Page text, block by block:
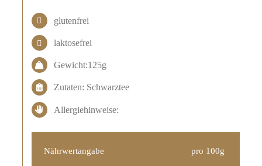
glutenfrei
laktosefrei
Gewicht:125g
Zutaten: Schwarztee
Allergiehinweise:
Nährwertangabe pro 100g